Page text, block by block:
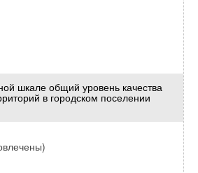
шкале общий уровень качества
в городском поселении